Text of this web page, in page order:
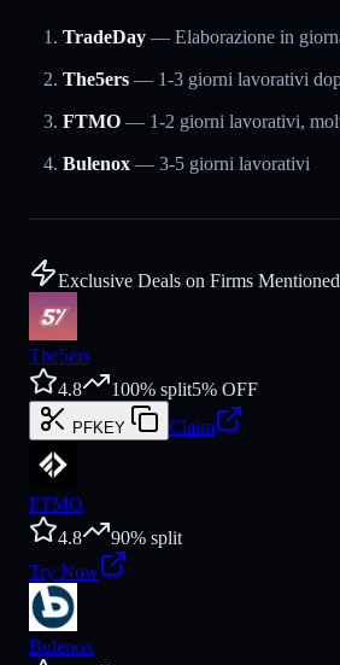
TradeDay — Elaborazione in
The5ers — 1-3 giorni lavorativi
FTMO — 1-2 giorni lavorativi,
Bulenox — 3-5 giorni lavorativi
Exclusive Deals on Firms Mentioned
The5ers
4.8
100% split5% OFF
PFKEY Claim
FTMO
4.8
90% split
Try Now
Bulenox